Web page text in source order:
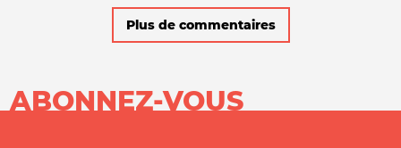
Plus de commentaires
ABONNEZ-VOUS